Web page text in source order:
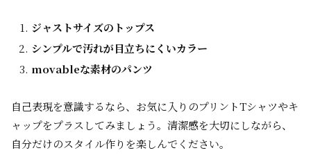
ジャストサイズのトップス
シンプルで汚れが目立ちにくいカラー
movableな素材のパンツ
自己表現を意識するなら、お気に入りのプリントTシャツやキ
ャップをプラスしてみましょう。清潔感を大切にしながら、
自分だけのスタイル作りを楽しんでください。